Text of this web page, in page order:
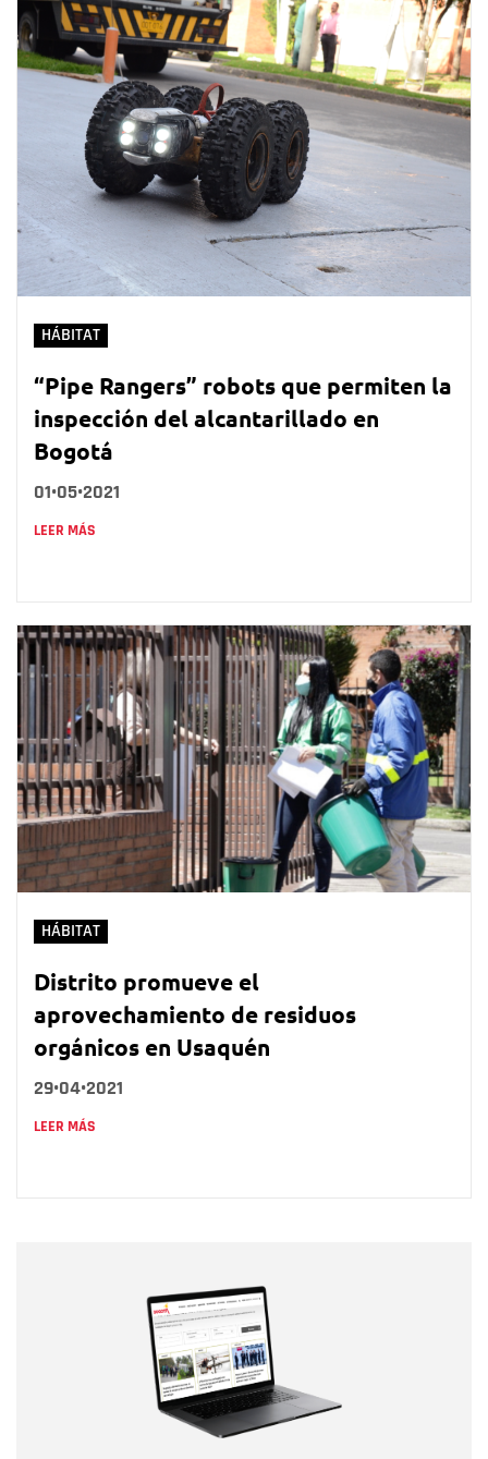
HÁBITAT
“Pipe Rangers” robots que permiten la
inspección del alcantarillado en
Bogotá
01•05•2021
LEER MÁS
HÁBITAT
Distrito promueve el
aprovechamiento de residuos
orgánicos en Usaquén
29•04•2021
LEER MÁS
Correo electrónico
Tipo de comentario